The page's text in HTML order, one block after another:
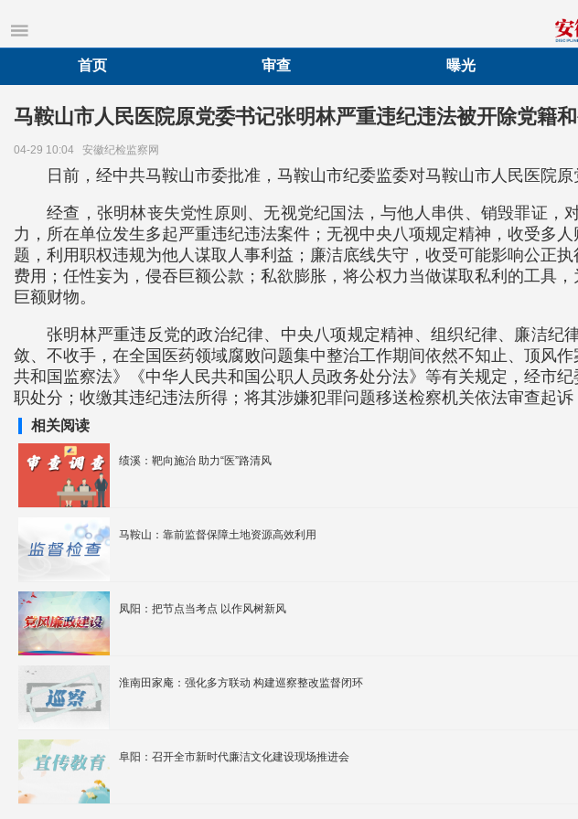
首页
审查 曝光
马鞍山市人民医院原党委书记张明林严重违纪违法被开除党籍
04-29 10:04 安徽纪检监察网
日前，经中共马鞍山市委批准，马鞍山市纪委监委对马鞍山市人民医院
经查，张明林丧失党性原则、无视党纪国法，与他人串供、销毁罪证
力，所在单位发生多起严重违纪违法案件；无视中央八项规定精神，收受多
题，利用职权违规为他人谋取人事利益；廉洁底线失守，收受可能影响公正
费用；任性妄为，侵吞巨额公款；私欲膨胀，将公权力当做谋取私利的工具
巨额财物。
张明林严重违反党的政治纪律、中央八项规定精神、组织纪律、廉洁
敛、不收手，在全国医药领域腐败问题集中整治工作期间依然不知止、顶风
共和国监察法》《中华人民共和国公职人员政务处分法》等有关规定，经市
职处分；收缴其违纪违法所得；将其涉嫌犯罪问题移送检察机关依法审查起
相关阅读
绩溪：靶向施治 助力“医”路清风
马鞍山：靠前监督保障土地资源高效利用
凤阳：把节点当考点 以作风树新风
淮南田家庵：强化多方联动 构建巡察整改监督闭环
阜阳：召开全市新时代廉洁文化建设现场推进会